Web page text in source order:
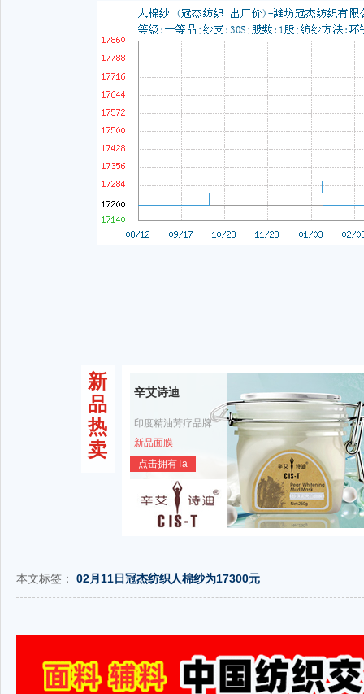
新
品
热
卖
辛艾诗迪
印度精油芳疗品牌
新品面膜
点击拥有Ta
本文标签： 02月11日冠杰纺织人棉纱为17300元